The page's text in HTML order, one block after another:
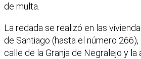
de multa.
La redada se realizó en las
de Santiago (hasta el número 266),
calle de la Granja de Negralejo y la